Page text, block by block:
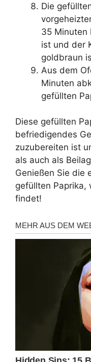
Die
35 Minuten
ist und der
goldbraun
Aus dem
Minuten
gefüllten
Diese gefüllten
befriedigendes
zuzubereiten ist
als auch als
Genießen Sie die
gefüllten Paprika,
findet!